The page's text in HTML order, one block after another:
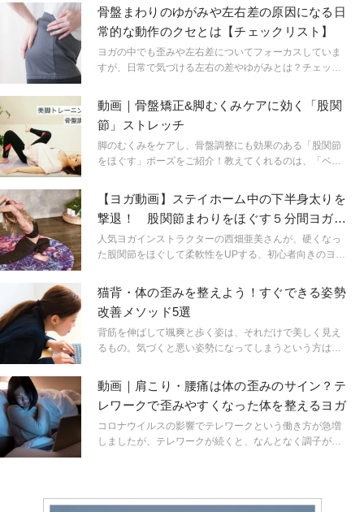
骨盤まわりのゆがみや左右差の原因になる日
常的な動作のクセとは【チェックリスト】
ヨガの中でも歪みや左右差についてフォーカスしていま
すが、日常で気づける左右の差やゆがみとは？チェック
動画｜骨盤矯正&脚むくみケアに効く「股関
節」ストレッチ
脚のむくみをケアし、骨盤調整にも効果のある「股関節
をほぐす」ポーズをご紹介！教えてくれるのは、「ベビ
かなみさんです。
【ヨガ動画】ステイホーム中の下半身太りを
撃退！ 股関節まわりをほぐす５分間ヨガス
トレッチ
人気ヨガインストラクターの西畑亜美さんが、硬くなっ
た股関節をほぐして柔軟性をUPする、初心者向きのヨガ
猫背・体の歪みを整えよう！すぐできる姿勢
改善メソッド5選
背筋を伸ばして颯爽と歩く姿は、それだけで美しく見え
るもの。気づくと悪い姿勢になってしまうという方は筋
きる姿勢改善メソッドを５つ、ヨガジャーナル編集部が
厳選しました！
動画｜肩こり・腰痛は体の歪みのサイン？テ
レワークで歪みやすくなった体を整えるヨガ
コロナウイルスの影響でテレワークという働き方が急増
しましたが、テレワークが続くと、なんとなく調子がお
悩まされていませんか？その不調は、もしかしたら体の